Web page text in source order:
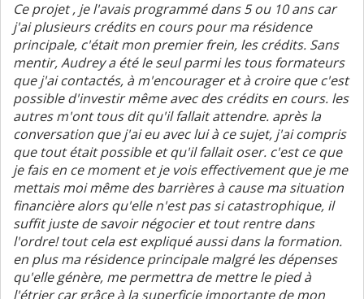
Ce projet , je l'avais programmé dans 5 ou 10 ans car
j'ai plusieurs crédits en cours pour ma résidence
principale, c'était mon premier frein, les crédits. Sans
mentir, Audrey a été le seul parmi les tous formateurs
que j'ai contactés, à m'encourager et à croire que c'est
possible d'investir même avec des crédits en cours. les
autres m'ont tous dit qu'il fallait attendre. après la
conversation que j'ai eu avec lui à ce sujet, j'ai compris
que tout était possible et qu'il fallait oser. c'est ce que
je fais en ce moment et je vois effectivement que je me
mettais moi même des barrières à cause ma situation
financière alors qu'elle n'est pas si catastrophique, il
suffit juste de savoir négocier et tout rentre dans
l'ordre! tout cela est expliqué aussi dans la formation.
en plus ma résidence principale malgré les dépenses
qu'elle génère, me permettra de mettre le pied à
l'étrier car grâce à la superficie importante de mon